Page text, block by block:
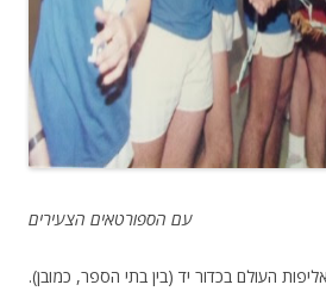
עם הספורטאים הצעירים
העולם בכדור יד (בין בתי הספר, כמובן).